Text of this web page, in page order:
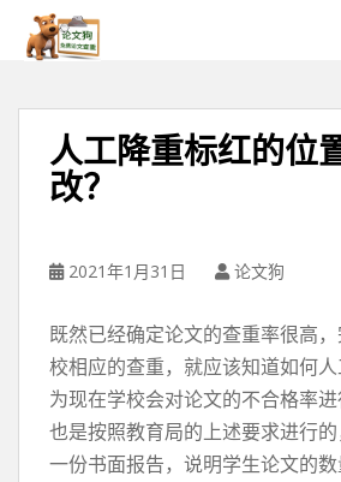
人工降重标红的位
改？
2021年1月31日 论文狗
既然已经确定论文的查重率很高
校相应的查重，就应该知道如何
为现在学校会对论文的不合格率
也是按照教育局的上述要求进行
一份书面报告，说明学生论文的